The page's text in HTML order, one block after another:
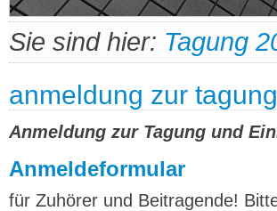
Sie sind hier: Tagung
anmeldung zur tagung
Anmeldung zur Tagung und
Anmeldeformular
für Zuhörer und Beitragende!